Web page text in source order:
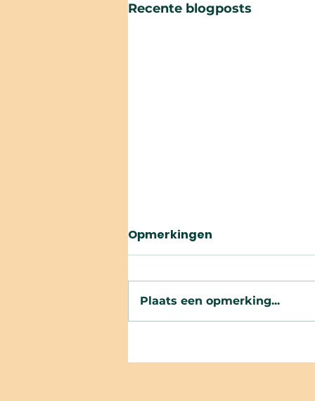
Recente blogposts
van start
Opmerkingen
Plaats een opmerking...